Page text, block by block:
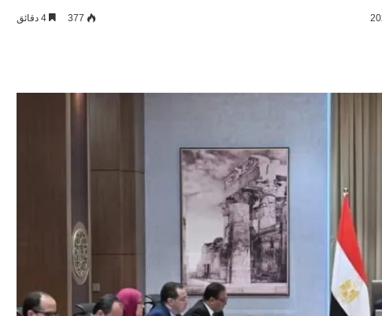
377 4 دقائق